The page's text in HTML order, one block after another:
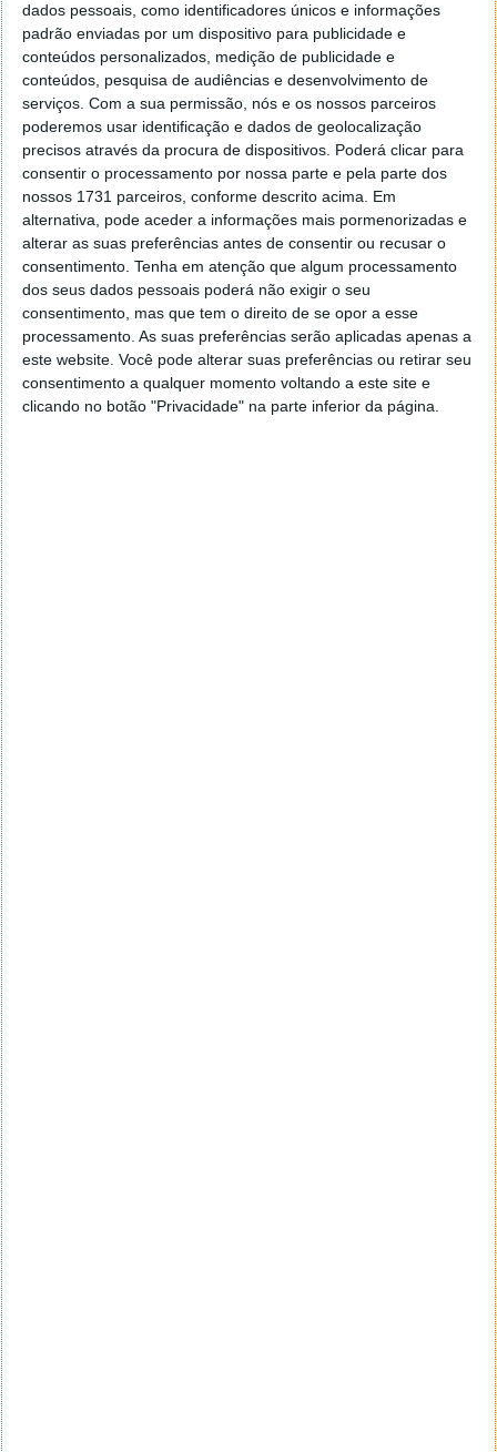
dados pessoais, como identificadores únicos e informações
padrão enviadas por um dispositivo para publicidade e
conteúdos personalizados, medição de publicidade e
conteúdos, pesquisa de audiências e desenvolvimento de
serviços. Com a sua permissão, nós e os nossos parceiros
poderemos usar identificação e dados de geolocalização
precisos através da procura de dispositivos. Poderá clicar para
consentir o processamento por nossa parte e pela parte dos
nossos 1731 parceiros, conforme descrito acima. Em
alternativa, pode aceder a informações mais pormenorizadas e
alterar as suas preferências antes de consentir ou recusar o
consentimento. Tenha em atenção que algum processamento
dos seus dados pessoais poderá não exigir o seu
consentimento, mas que tem o direito de se opor a esse
processamento. As suas preferências serão aplicadas apenas a
este website. Você pode alterar suas preferências ou retirar seu
consentimento a qualquer momento voltando a este site e
clicando no botão "Privacidade" na parte inferior da página.
ROM China Beta
Mi 2/2S
Mi 3
Mi 4
Mi Note
Mi Pad 1
Mi Pad 2
Google Nexus 5
Redmi 1
Redmi 1S
Redmi 2
Redmi 2A
Redmi 2 Prime